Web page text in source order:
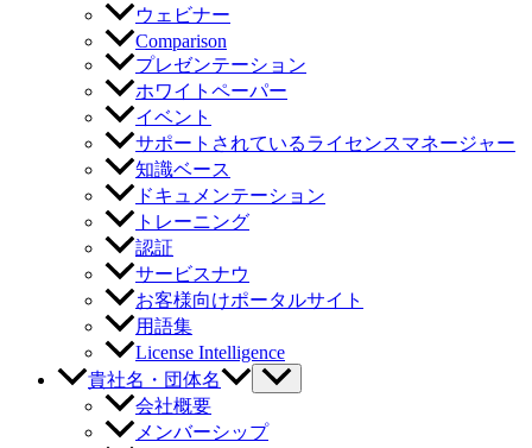
ウェビナー
Comparison
プレゼンテーション
ホワイトペーパー
イベント
サポートされているライセンスマネージャー
知識ベース
ドキュメンテーション
トレーニング
認証
サービスナウ
お客様向けポータルサイト
用語集
License Intelligence
貴社名・団体名
会社概要
メンバーシップ